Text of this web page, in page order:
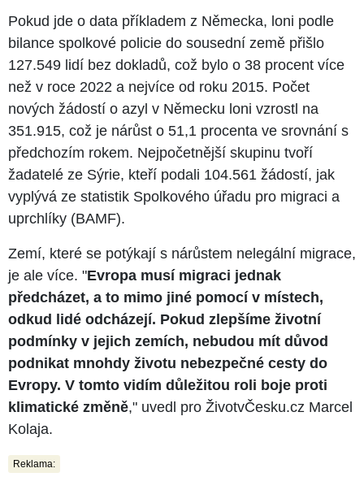
Pokud jde o data příkladem z Německa, loni podle
bilance spolkové policie do sousední země přišlo
127.549 lidí bez dokladů, což bylo o 38 procent více
než v roce 2022 a nejvíce od roku 2015. Počet
nových žádostí o azyl v Německu loni vzrostl na
351.915, což je nárůst o 51,1 procenta ve srovnání s
předchozím rokem. Nejpočetnější skupinu tvoří
žadatelé ze Sýrie, kteří podali 104.561 žádostí, jak
vyplývá ze statistik Spolkového úřadu pro migraci a
uprchlíky (BAMF).
Zemí, které se potýkají s nárůstem nelegální migrace,
je ale více. "Evropa musí migraci jednak
předcházet, a to mimo jiné pomocí v místech,
odkud lidé odcházejí. Pokud zlepšíme životní
podmínky v jejich zemích, nebudou mít důvod
podnikat mnohdy životu nebezpečné cesty do
Evropy. V tomto vidím důležitou roli boje proti
klimatické změně," uvedl pro ŽivotvČesku.cz Marcel
Kolaja.
Reklama: